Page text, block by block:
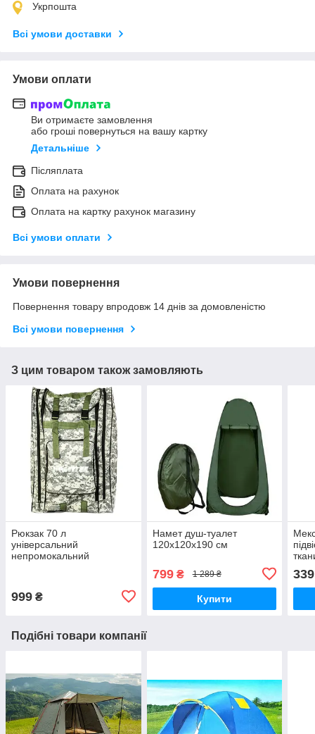
Укрпошта
Всі умови доставки
Умови оплати
Ви отримаєте замовлення
або гроші повернуться на вашу картку
Детальніше
Післяплата
Оплата на рахунок
Оплата на картку рахунок магазину
Всі умови оплати
Умови повернення
Повернення товару впродовж 14 днів за домовленістю
Всі умови повернення
З цим товаром також замовляють
Рюкзак 70 л
універсальний
непромокальний
999 ₴
Намет душ-туалет
120x120x190 см
799₴ 1 289 ₴
Купити
339
Подібні товари компанії